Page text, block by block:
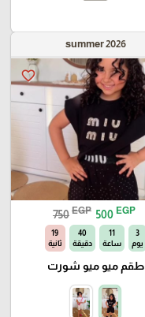
summer 2026
favorite_border
750 EGP 500 EGP
3
يوم
11
ساعة
40
دقيقة
18
ثانية
طقم ميو ميو شورت